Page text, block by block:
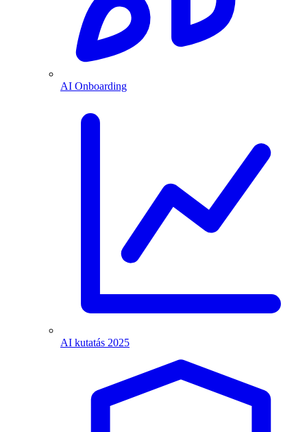
AI Onboarding
AI kutatás 2025